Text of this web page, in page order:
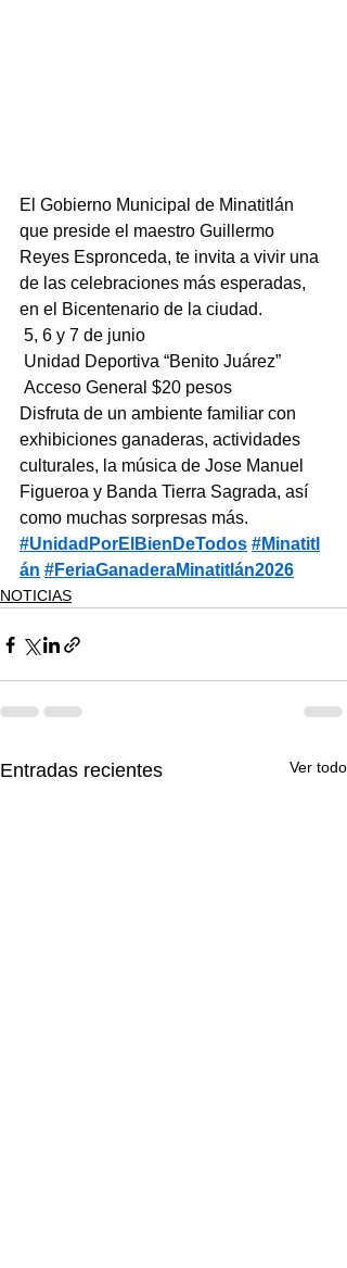
El Gobierno Municipal de Minatitlán
que preside el maestro Guillermo
Reyes Espronceda, te invita a vivir una
de las celebraciones más esperadas,
en el Bicentenario de la ciudad.
5, 6 y 7 de junio
Unidad Deportiva “Benito Juárez”
Acceso General $20 pesos
Disfruta de un ambiente familiar con
exhibiciones ganaderas, actividades
culturales, la música de Jose Manuel
Figueroa y Banda Tierra Sagrada, así
como muchas sorpresas más.
#UnidadPorElBienDeTodos #Minatitl
án #FeriaGanaderaMinatitlán2026
NOTICIAS
Entradas recientes Ver todo